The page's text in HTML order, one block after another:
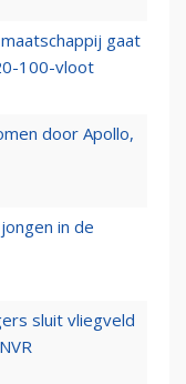
gaat
100-vloot
door Apollo,
in de
sluit vliegveld